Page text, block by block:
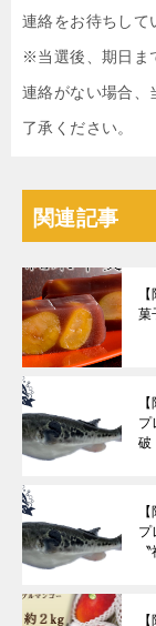
連絡をお待ちして
※当選後、期日ま
連絡がない場合、
了承ください。
関連記事
菓
プ
破
プ